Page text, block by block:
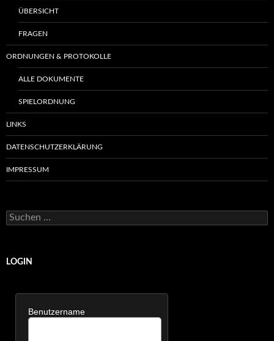
ÜBERSICHT
FRAGEN
ORDNUNGEN & PROTOKOLLE
ALLE DOKUMENTE
SPIELORDNUNG
LINKS
DATENSCHUTZERKLÄRUNG
IMPRESSUM
Suchen
nach:
LOGIN
Benutzername